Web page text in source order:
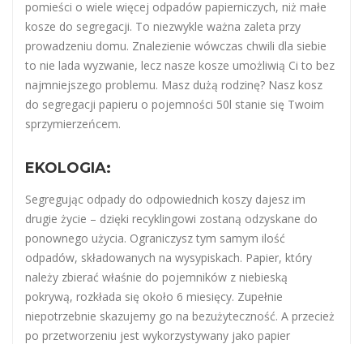
pomieści o wiele więcej odpadów papierniczych, niż małe
kosze do segregacji. To niezwykle ważna zaleta przy
prowadzeniu domu. Znalezienie wówczas chwili dla siebie
to nie lada wyzwanie, lecz nasze kosze umożliwią Ci to bez
najmniejszego problemu. Masz dużą rodzinę? Nasz kosz
do segregacji papieru o pojemności 50l stanie się Twoim
sprzymierzeńcem.
EKOLOGIA:
Segregując odpady do odpowiednich koszy dajesz im
drugie życie – dzięki recyklingowi zostaną odzyskane do
ponownego użycia. Ograniczysz tym samym ilość
odpadów, składowanych na wysypiskach. Papier, który
należy zbierać właśnie do pojemników z niebieską
pokrywą, rozkłada się około 6 miesięcy. Zupełnie
niepotrzebnie skazujemy go na bezużyteczność. A przecież
po przetworzeniu jest wykorzystywany jako papier